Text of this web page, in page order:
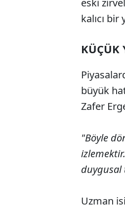
eski
kalıcı
KÜÇÜK
büyük
Zafer
"Böyle
duygusal
Uzman